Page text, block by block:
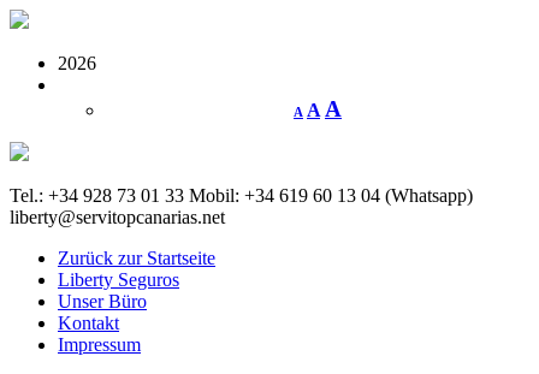
2026
A A A
Tel.: +34 928 73 01 33 Mobil: +34 619 60 13 04 (Whatsapp)
liberty@servitopcanarias.net
Zurück zur Startseite
Liberty Seguros
Unser Büro
Kontakt
Impressum